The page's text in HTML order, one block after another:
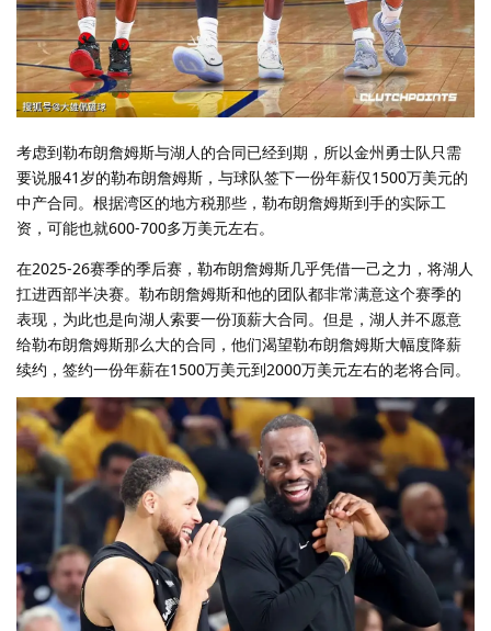
考虑到勒布朗詹姆斯与湖人的合同已经到期，所以金州勇士队只需
要说服41岁的勒布朗詹姆斯，与球队签下一份年薪仅1500万美元的
中产合同。根据湾区的地方税那些，勒布朗詹姆斯到手的实际工
资，可能也就600-700多万美元左右。
在2025-26赛季的季后赛，勒布朗詹姆斯几乎凭借一己之力，将湖人
扛进西部半决赛。勒布朗詹姆斯和他的团队都非常满意这个赛季的
表现，为此也是向湖人索要一份顶薪大合同。但是，湖人并不愿意
给勒布朗詹姆斯那么大的合同，他们渴望勒布朗詹姆斯大幅度降薪
续约，签约一份年薪在1500万美元到2000万美元左右的老将合同。